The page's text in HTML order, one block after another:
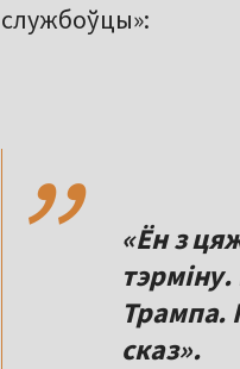
службоўцы»:
,,
«Ён з
Трампа.
сказ».